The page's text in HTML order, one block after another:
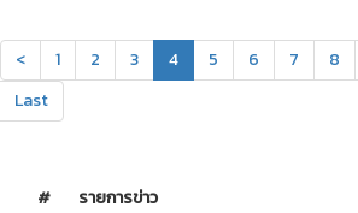
< 1 2 3 4 5 6 7 8
Last
# รายการข่าว